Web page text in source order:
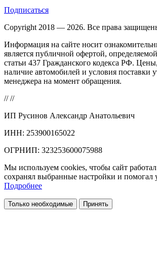
Подписаться
Copyright 2018 — 2026. Все права
Информация на сайте носит
является публичной офертой,
статьи 437 Гражданского кодекса РФ.
наличие автомобилей и условия поставки
менеджера на момент обращения.
////
ИП Русинов Александр Анатольевич
ИНН: 253900165022
ОГРНИП: 323253600075988
Мы используем cookies, чтобы сайт
сохранял выбранные настройки и помогал
Подробнее
Только необходимые Принять